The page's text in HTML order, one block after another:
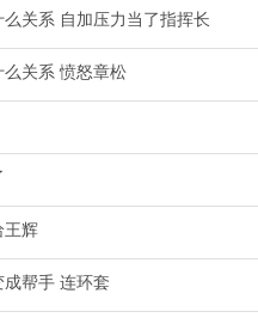
关系 自加压力当了指挥长
关系 愤怒章松
王辉
帮手 连环套